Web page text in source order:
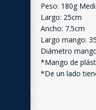
Peso: 180g
Largo: 25cm
Ancho: 7.5cm
Largo mango:
Diámetro
*Mango de
*De un lado